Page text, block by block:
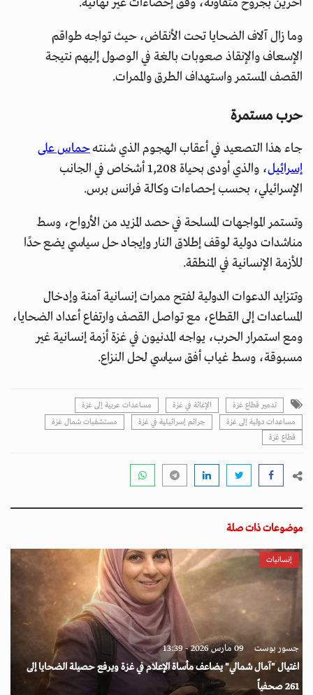
وما زال آلاف الضحايا تحت الأنقاض، حيث تواجه طواقم
الإسعاف والإنقاذ صعوبات بالغة في الوصول إليهم نتيجة
القصف المستمر واستهداف الطرق والممرات.
حرب مستمرة
جاء هذا التصعيد في أعقاب الهجوم الذي شنتهحماس على
إسرائيل
، والذي أودى بحياة 1,208 أشخاص في الجانب
الإسرائيلي، بحسب إحصاءات وكالة فرانس برس.
وتستمر المواجهات المسلحة في حصد المزيد من الأرواح، وسط
مناشدات دولية لوقف إطلاق النار وإيجاد حل سياسي يضع حدًا
للأزمة الإنسانية في المنطقة.
وتتزايد الدعوات الدولية لفتح ممرات إنسانية آمنة وإدخال
المساعدات إلى القطاع، مع تواصل القصف وارتفاع أعداد الضحايا،
ومع استمرار الحرب، يواجه المدنيون في غزة أزمة إنسانية غير
مسبوقة، وسط غياب أفق سياسي لحل النزاع.
تدمير قطاع غزة الإغاثة في غزة
مساعدات عربية إلى غزة
مساعدات دولية إلى غزة
جرائم إسرائيلية في غزة
مستشفيات شمال غزة
قطاع غزة
موضوعات ذات صلة
إنسانيات
جسور بوست 09 مارس 2026 - 13:39
اغتيال "آمال شمالي" يضاعف مأساة الإعلام في غزة ويرفع حصيلة الضحايا إلى
261 صحفياً